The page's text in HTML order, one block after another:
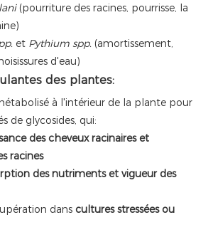
(pourriture des racines, pourrisse, la
et Pythium spp. (amortissement,
d'eau)
des plantes:
à l'intérieur de la plante pour
de glycosides, qui:
des cheveux racinaires et
racines
des nutriments et vigueur des
dans cultures stressées ou